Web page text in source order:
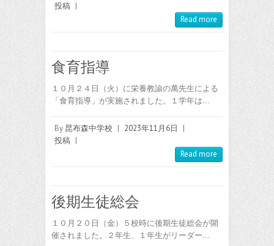
投稿 |
Read more
食育指導
１０月２４日（火）に栄養教諭の萬先生による
「食育指導」が実施されました。１学年は…
By 昆布森中学校 | 2023年11月6日
|
投稿 |
Read more
後期生徒総会
１０月２０日（金）５校時に後期生徒総会が開
催されました。２年生、１年生がリーダー…